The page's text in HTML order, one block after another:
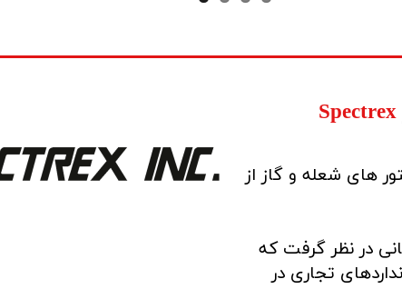
Spectrex
های شعله و گاز از
در نظر گرفت که
تجاری در